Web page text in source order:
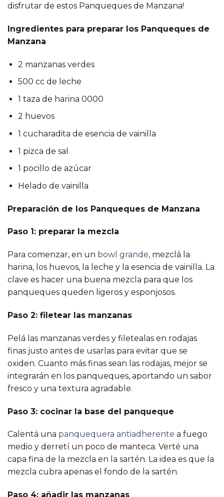
disfrutar de estos Panqueques de Manzana!
Ingredientes para preparar los Panqueques de
Manzana
2 manzanas verdes
500 cc de leche
1 taza de harina 0000
2 huevos
1 cucharadita de esencia de vainilla
1 pizca de sal
1 pocillo de azúcar
Helado de vainilla
Preparación de los Panqueques de Manzana
Paso 1: preparar la mezcla
Para comenzar, en un bowl grande, mezclá la
harina, los huevos, la leche y la esencia de vainilla. La
clave es hacer una buena mezcla para que los
panqueques queden ligeros y esponjosos.
Paso 2: filetear las manzanas
Pelá las manzanas verdes y filetealas en rodajas
finas justo antes de usarlas para evitar que se
oxiden. Cuanto más finas sean las rodajas, mejor se
integrarán en los panqueques, aportando un sabor
fresco y una textura agradable.
Paso 3: cocinar la base del panqueque
Calentá una panquequera antiadherente a fuego
medio y derretí un poco de manteca. Verté una
capa fina de la mezcla en la sartén. La idea es que la
mezcla cubra apenas el fondo de la sartén.
Paso 4: añadir las manzanas